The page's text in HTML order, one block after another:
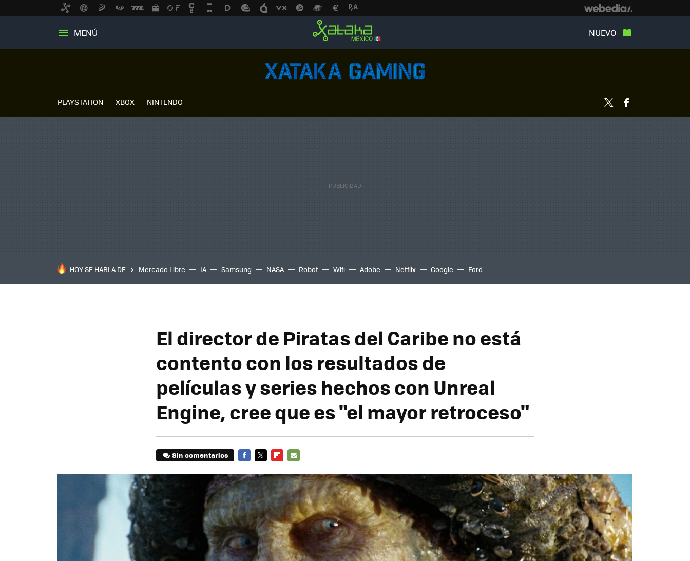
MENÚ NUEVO
PLAYSTATION XBOX NINTENDO Twitter
HOY SE HABLA DE Mercado Libre IA Samsung NASA Robot Wifi Adobe Netflix Google Ford
El director de Piratas del Caribe no está
contento con los resultados de
películas y series hechos con Unreal
Engine, cree que es "el mayor retroceso"
Sin comentarios
MAIL